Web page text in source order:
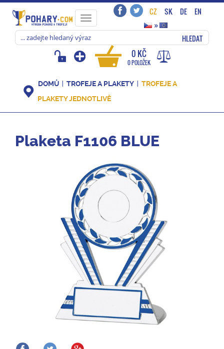
Toggle
navigation
CZ SK DE
EN
»
HLEDAT
0 KČ
0 POLOŽEK
DOMŮ TROFEJE A PLAKETY
TROFEJE A
PLAKETY JEDNOTLIVĚ
Plaketa F1106 BLUE